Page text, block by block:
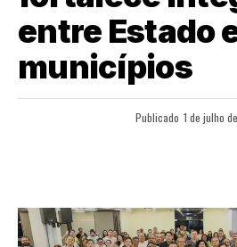
entre Estado
municípios
Publicado 1 de julho